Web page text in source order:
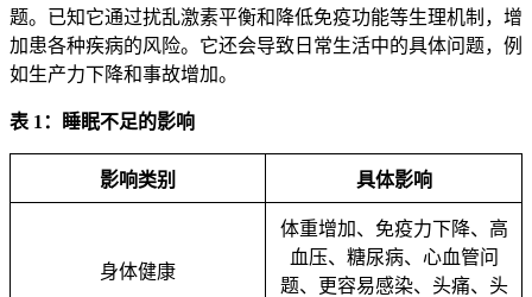
题。已知它通过扰乱激素平衡和降低免疫功能等生理机制，增
加患各种疾病的风险。它还会导致日常生活中的具体问题，例
如生产力下降和事故增加。
表 1：睡眠不足的影响
影响类别 具体影响
身体健康
体重增加、免疫力下降、高
血压、糖尿病、心血管问
题、更容易感染、头痛、头